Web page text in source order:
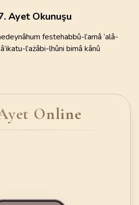
Ayet Okunuşu
festehabbû-l’amâ ‘alâ-
l’ażâbi-lhûni bimâ kânû
Online